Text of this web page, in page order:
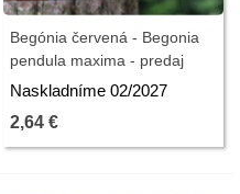
Begónia červená - Begonia
pendula maxima - predaj
cibuľovín - 2 ks
Naskladníme 02/2027
2,64 €